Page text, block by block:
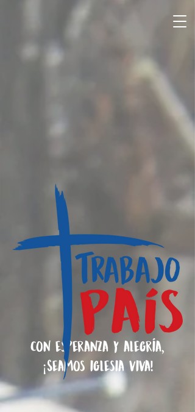
Con esperanza y alegría,
¡Seamos iglesia viva!